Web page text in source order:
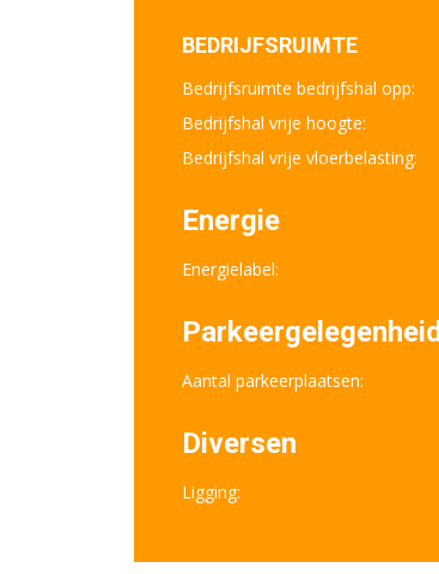
BEDRIJFSRUIMTE
Bedrijfsruimte bedrijfshal opp:
Bedrijfshal vrije hoogte:
Bedrijfshal vrije vloerbelasting:
Energie
Energielabel:
Parkeergelegenheid
Aantal parkeerplaatsen:
Diversen
Ligging: